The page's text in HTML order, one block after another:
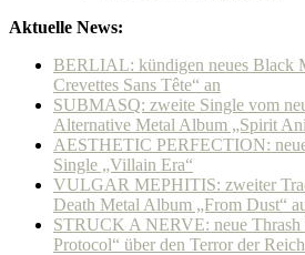
Aktuelle News:
BERLIAL: kündigen neues Black
Crevettes Sans Tête“ an
SUBMASQ: zweite Single vom
Alternative Metal Album „Spirit
AESTHETIC PERFECTION:
Single „Villain Era“
VULGAR MEPHITIS: zweiter
Death Metal Album „From Dust“
STRUCK A NERVE: neue Thrash
Protocol“ über den Terror der